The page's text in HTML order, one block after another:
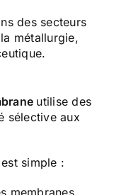
des secteurs
métallurgie,
utilise des
sélective aux
simple :